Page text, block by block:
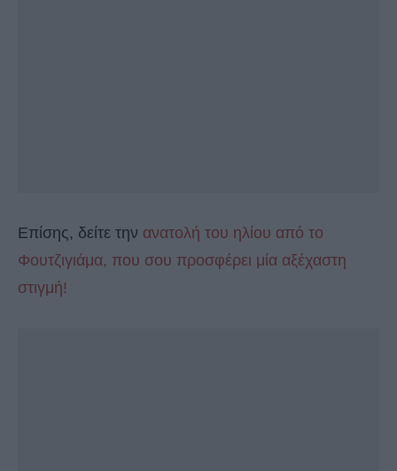
Επίσης, δείτε την ανατολή του ηλίου από το
Φουτζιγιάμα, που σου προσφέρει μία αξέχαστη
στιγμή!